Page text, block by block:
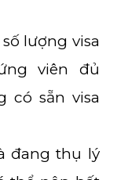
lượng visa
viên đủ
có sẵn visa
đang thụ lý